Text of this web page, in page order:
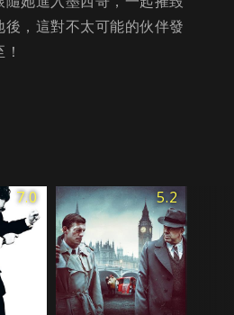
，這對不太可能的伙伴發
7.0 5.2